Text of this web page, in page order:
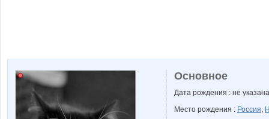
Основное
Дата рождения : не указана
Место рождения : Россия,